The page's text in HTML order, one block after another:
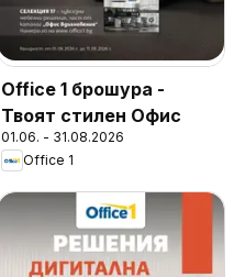
Office 1 брошура -
Твоят стилен Офис
01.06. - 31.08.2026
Office 1